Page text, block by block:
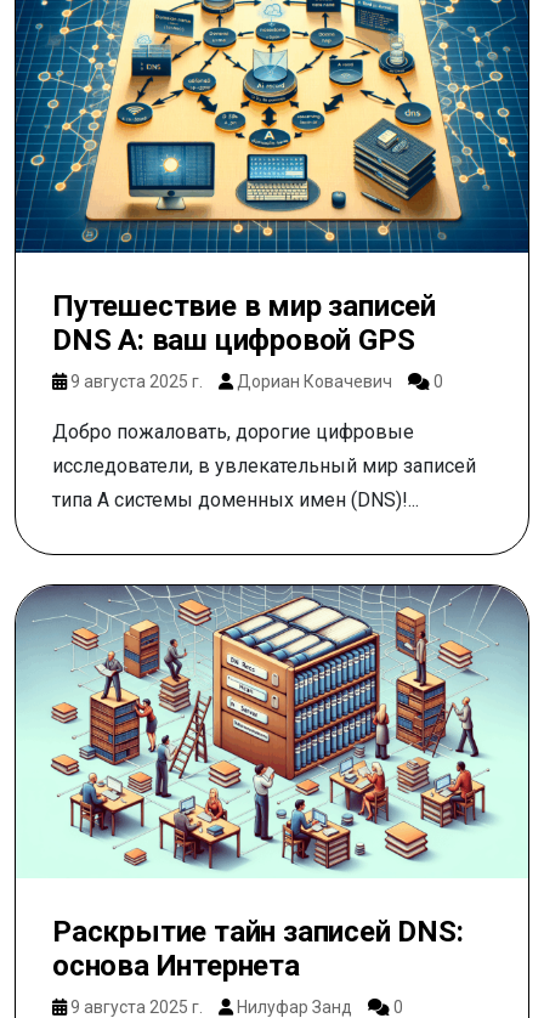
Путешествие в мир записей
DNS A: ваш цифровой GPS
9 августа 2025 г. Дориан Ковачевич 0
Добро пожаловать, дорогие цифровые
исследователи, в увлекательный мир записей
типа A системы доменных имен (DNS)!...
Раскрытие тайн записей DNS:
основа Интернета
9 августа 2025 г. Нилуфар Занд 0